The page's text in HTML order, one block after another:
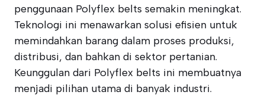
penggunaan Polyflex belts semakin meningkat.
Teknologi ini menawarkan solusi efisien untuk
memindahkan barang dalam proses produksi,
distribusi, dan bahkan di sektor pertanian.
Keunggulan dari Polyflex belts ini membuatnya
menjadi pilihan utama di banyak industri.